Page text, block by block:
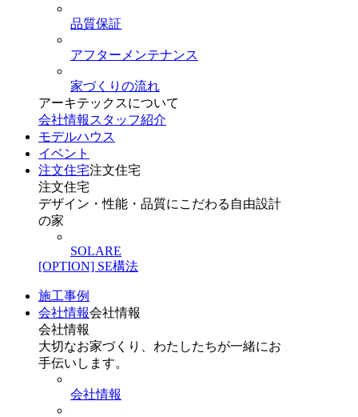
品質保証
アフターメンテナンス
家づくりの流れ
アーキテックスについて
会社情報 スタッフ紹介
モデルハウス
イベント
注文住宅注文住宅
注文住宅
デザイン・性能・品質にこだわる自由設計
の家
SOLARE
[OPTION] SE構法
施工事例
会社情報会社情報
会社情報
大切なお家づくり、わたしたちが一緒にお
手伝いします。
会社情報